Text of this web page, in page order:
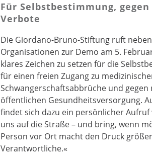
Für Selbstbestimmung,
Verbote
Die Giordano-Bruno-Stiftung ruft
Organisationen zur Demo am 5.
klares Zeichen zu setzen für die
für einen freien Zugang zu
Schwangerschaftsabbrüche und
öffentlichen Gesundheitsversorgung.
findet sich dazu ein persönlicher
uns auf die Straße – und bring, wenn
Person vor Ort macht den Druck
Verantwortliche.«